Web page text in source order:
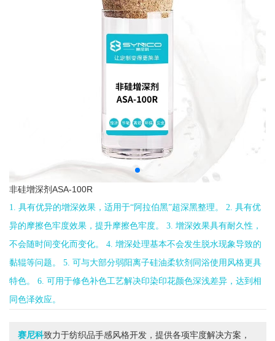
非硅增深剂ASA-100R
1. 具有优异的增深效果，适用于“阿拉伯黑”超深黑整理。 2. 具有优
异的摩擦色牢度效果，提升摩擦色牢度。 3. 增深效果具有耐久性，
不会随时间变化而变化。 4. 增深处理基本不会发生脱水现象导致的
黏辊等问题。 5. 可与大部分弱阳离子硅油柔软剂同浴使用风格更具
特色。 6. 可用于修色补色工艺解决印染印花颜色深浅差异，达到相
同色泽效应。
赛尼科致力于纺织品手感风格开发，提供各项牢度解决方案，